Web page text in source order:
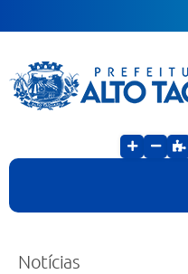
Notícias